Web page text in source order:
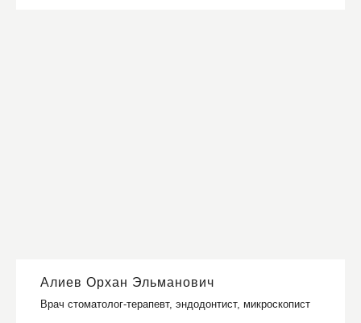
Алиев Орхан Эльманович
Врач стоматолог-терапевт, эндодонтист, микроскопист